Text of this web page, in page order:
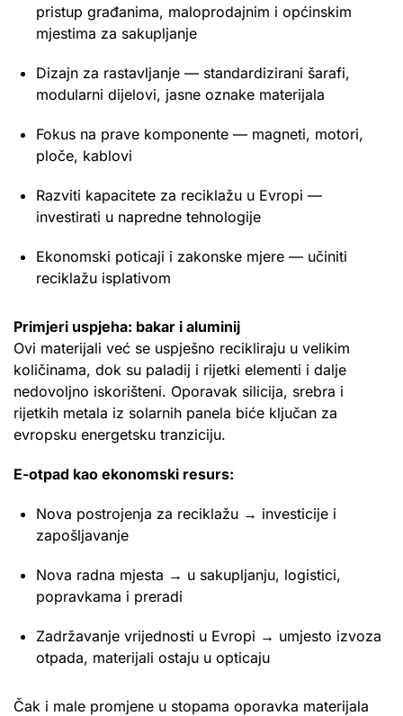
pristup građanima, maloprodajnim i općinskim
mjestima za sakupljanje
Dizajn za rastavljanje — standardizirani šarafi,
modularni dijelovi, jasne oznake materijala
Fokus na prave komponente — magneti, motori,
ploče, kablovi
Razviti kapacitete za reciklažu u Evropi —
investirati u napredne tehnologije
Ekonomski poticaji i zakonske mjere — učiniti
reciklažu isplativom
Primjeri uspjeha: bakar i aluminij
Ovi materijali već se uspješno recikliraju u velikim
količinama, dok su paladij i rijetki elementi i dalje
nedovoljno iskorišteni. Oporavak silicija, srebra i
rijetkih metala iz solarnih panela biće ključan za
evropsku energetsku tranziciju.
E-otpad kao ekonomski resurs:
Nova postrojenja za reciklažu → investicije i
zapošljavanje
Nova radna mjesta → u sakupljanju, logistici,
popravkama i preradi
Zadržavanje vrijednosti u Evropi → umjesto izvoza
otpada, materijali ostaju u opticaju
Čak i male promjene u stopama oporavka materijala